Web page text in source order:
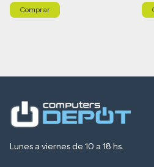
Lunes a viernes de 10 a 18 hs.